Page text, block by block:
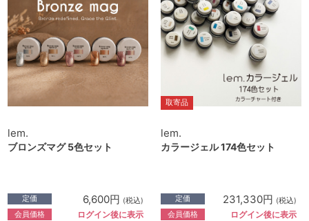
lem.
ブロンズマグ 5色セット
定価 6,600円 (税込)
会員価格 ログイン後に表示
取寄品
lem.
カラージェル 174色セット
定価 231,330円 (税込)
会員価格 ログイン後に表示